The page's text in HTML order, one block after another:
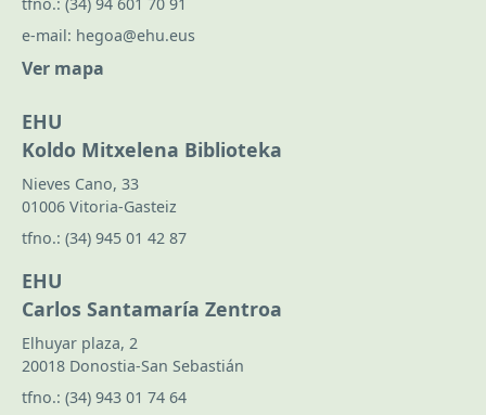
e-mail: hegoa@ehu.eus
Ver mapa
EHU
Koldo Mitxelena Biblioteka
Nieves Cano, 33
01006 Vitoria-Gasteiz
tfno.: (34) 945 01 42 87
EHU
Carlos Santamaría Zentroa
Elhuyar plaza, 2
20018 Donostia-San Sebastián
tfno.: (34) 943 01 74 64